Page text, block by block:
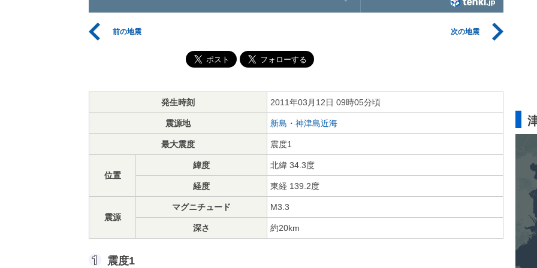
前の地震 次の地震
発生時刻 2011年03月12日 09時05分頃
震源地 新島・神津島近海
最大震度 震度1
位置
緯度 北緯 34.3度
経度 東経 139.2度
震源
マグニチュード M3.3
深さ 約20km
震度1